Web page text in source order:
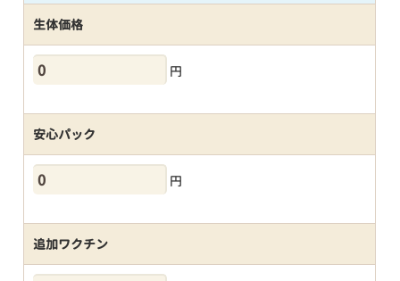
生体価格
円
安心パック
円
追加ワクチン